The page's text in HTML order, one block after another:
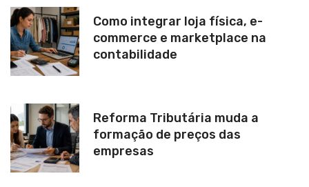
Como integrar loja física, e-
commerce e marketplace na
contabilidade
Reforma Tributária muda a
formação de preços das
empresas